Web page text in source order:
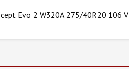
Evo 2 W320A 275/40R20 106 V